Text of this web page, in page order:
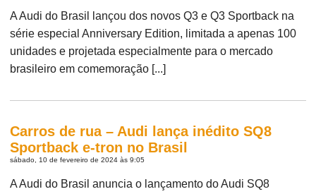
A Audi do Brasil lançou dos novos Q3 e Q3 Sportback na
série especial Anniversary Edition, limitada a apenas 100
unidades e projetada especialmente para o mercado
brasileiro em comemoração [...]
Carros de rua – Audi lança inédito SQ8
Sportback e-tron no Brasil
sábado, 10 de fevereiro de 2024 às 9:05
A Audi do Brasil anuncia o lançamento do Audi SQ8